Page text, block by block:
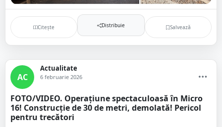
Citește Distribuie Salvează
AC
Actualitate
6 februarie 2026
FOTO/VIDEO. Operațiune spectaculoasă în Micro
16! Construcție de 30 de metri, demolată! Pericol
pentru trecători